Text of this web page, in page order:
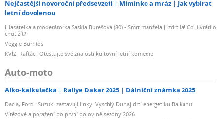
Nejčastější novoroční předsevzetí Miminko a mráz
Jak vybírat
letní dovolenou
Hlasatelka a moderátorka Saskia Burešová (80) - Smrt manžela ji zdrtila! Co jí vrátilo
chuť žít?
Veggie Burritos
KVÍZ: Rafťáci. Otestujte své znalosti kultovní letní komedie
Auto-moto
Alko-kalkulačka Rallye Dakar 2025 Dálniční známka 2025
Dacia, Ford i Suzuki zastavují linky. Vyschlý Dunaj drtí energetiku Balkánu
Vítězové a poražení po první polovině sezóny 2026